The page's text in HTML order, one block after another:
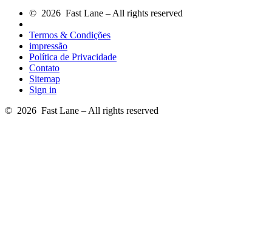
© 2026 Fast Lane – All rights reserved
Termos & Condições
impressão
Política de Privacidade
Contato
Sitemap
Sign in
© 2026 Fast Lane – All rights reserved